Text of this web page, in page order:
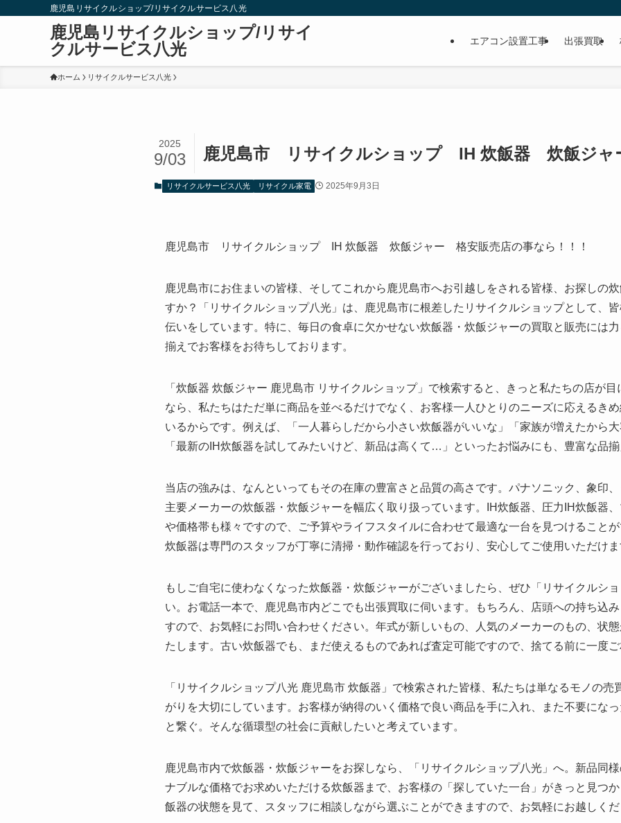
鹿児島リサイクルショップ/リサイクルサービス八光
鹿児島リサイクルショップ/リサイ
クルサービス八光
エアコン設置工事 出張買取
ホーム リサイクルサービス八光
鹿児島市 リサイクルショップ IH 炊飯器 炊飯ジ
2025
9/03
リサイクルサービス八光 リサイクル家電 2025年9月3日
鹿児島市 リサイクルショップ IH 炊飯器 炊飯ジャー 格安販売店の事なら！！！
鹿児島市にお住まいの皆様、そしてこれから鹿児島市へお引越しをされる皆様、お探しの
すか？「リサイクルショップ八光」は、鹿児島市に根差したリサイクルショップとして、
伝いをしています。特に、毎日の食卓に欠かせない炊飯器・炊飯ジャーの買取と販売には
揃えでお客様をお待ちしております。
「炊飯器 炊飯ジャー 鹿児島市 リサイクルショップ」で検索すると、きっと私たちの店が
なら、私たちはただ単に商品を並べるだけでなく、お客様一人ひとりのニーズに応えるき
いるからです。例えば、「一人暮らしだから小さい炊飯器がいいな」「家族が増えたから
「最新のIH炊飯器を試してみたいけど、新品は高くて…」といったお悩みにも、豊富な品
当店の強みは、なんといってもその在庫の豊富さと品質の高さです。パナソニック、象印
主要メーカーの炊飯器・炊飯ジャーを幅広く取り扱っています。IH炊飯器、圧力IH炊飯器
や価格帯も様々ですので、ご予算やライフスタイルに合わせて最適な一台を見つけること
炊飯器は専門のスタッフが丁寧に清掃・動作確認を行っており、安心してご使用いただけ
もしご自宅に使わなくなった炊飯器・炊飯ジャーがございましたら、ぜひ「リサイクルシ
い。お電話一本で、鹿児島市内どこでも出張買取に伺います。もちろん、店頭への持ち込
すので、お気軽にお問い合わせください。年式が新しいもの、人気のメーカーのもの、状
たします。古い炊飯器でも、まだ使えるものであれば査定可能ですので、捨てる前に一度
「リサイクルショップ八光 鹿児島市 炊飯器」で検索された皆様、私たちは単なるモノの売
がりを大切にしています。お客様が納得のいく価格で良い商品を手に入れ、また不要にな
と繋ぐ。そんな循環型の社会に貢献したいと考えています。
鹿児島市内で炊飯器・炊飯ジャーをお探しなら、「リサイクルショップ八光」へ。新品同
ナブルな価格でお求めいただける炊飯器まで、お客様の「探していた一台」がきっと見つ
飯器の状態を見て、スタッフに相談しながら選ぶことができますので、お気軽にお越しく